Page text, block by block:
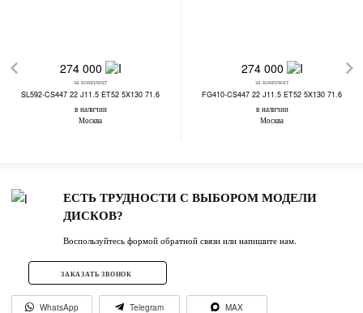
274 000
за комплект
SL592-CS447 22 J11.5 ET52 5X130 71.6
в наличии
Москва
274 000
за комплект
FG410-CS447 22 J11.5 ET52 5X130 71.6
в наличии
Москва
ЕСТЬ ТРУДНОСТИ С ВЫБОРОМ МОДЕЛИ
ДИСКОВ?
Воспользуйтесь формой обратной связи или напишите нам.
ЗАКАЗАТЬ ЗВОНОК
WhatsApp Telegram MAX